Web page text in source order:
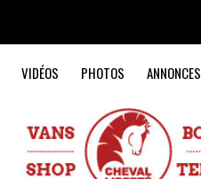
VIDÉOS PHOTOS ANNONCES